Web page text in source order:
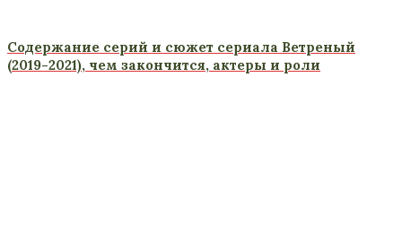
Содержание серий и сюжет сериала Ветреный
(2019-2021), чем закончится, актеры и роли